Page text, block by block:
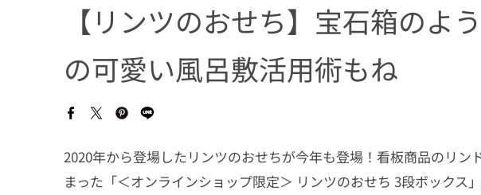
【リンツのおせち】宝石箱のよ
の可愛い風呂敷活用術もね
2020年から登場したリンツのおせちが今年も登場！看板商品のリン
まった「＜オンラインショップ限定＞ リンツのおせち 3段ボックス